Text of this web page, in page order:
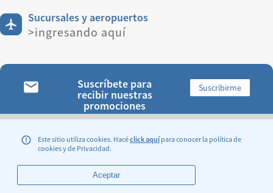
Este sitio utiliza cookies. Hacéclick aquípara conocer la política de
cookies y de Privacidad.
Aceptar
Sucursales y aeropuertos
>ingresando aquí
Suscríbete para
recibir nuestras
promociones
Suscribirme
ENCONTRANOS: